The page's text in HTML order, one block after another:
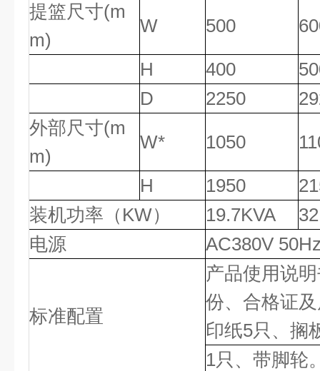
提篮尺寸(m
m)
W 500
H 400
D
2250
外部尺寸(m
m)
W* 1050
H 1950
装机功率（KW）
19.7KVA
电源
AC380V
标准配置
产品使用说
份、合格证
印纸5只、搁
1只、带脚轮